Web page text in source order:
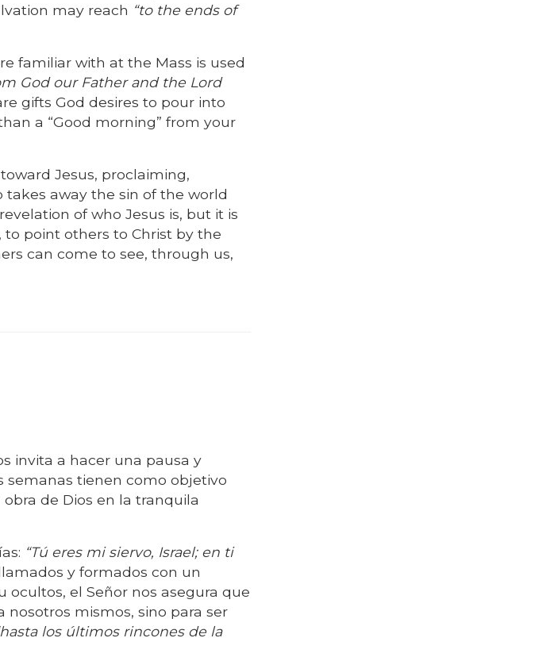
may reach “to the ends of
familiar with at the Mass is used
God our Father and the Lord
gifts God desires to pour into
a “Good morning” from your
Jesus, proclaiming,
away the sin of the world
of who Jesus is, but it is
to point others to Christ by the
can come to see, through us,
invita a hacer una pausa y
semanas tienen como objetivo
de Dios en la tranquila
“Tú eres mi siervo, Israel; en ti
y formados con un
ocultos, el Señor nos asegura que
nosotros mismos, sino para ser
los últimos rincones de la